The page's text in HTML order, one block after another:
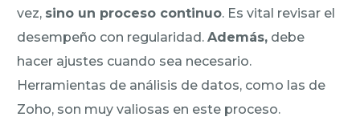
vez, sino un proceso continuo. Es vital revisar el
desempeño con regularidad.Además, debe
hacer ajustes cuando sea necesario.
Herramientas de análisis de datos, como las de
Zoho, son muy valiosas en este proceso.